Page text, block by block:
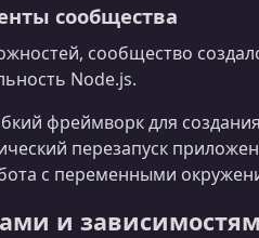
сообщества
сообщество
Node.js.
фреймворк для
перезапуск
с переменными
и